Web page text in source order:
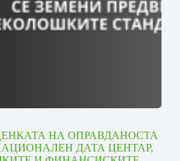
НА ОПРАВДАНОСТА
ДАТА ЦЕНТАР,